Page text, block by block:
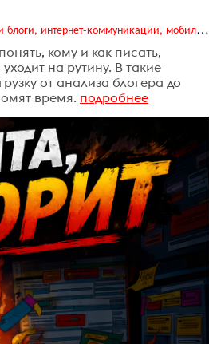
Digital (web-дизайн, интернет-реклама и продвижение, интернет-сообщества и блоги, интернет-коммуникации, мобильный маркетинг, реклама на цифровых экранах)
кому и как писать,
на рутину. В такие
от анализа блогера до
время. подробнее